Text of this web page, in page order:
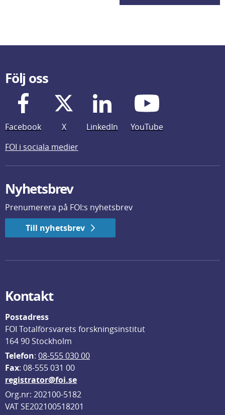
Följ oss
Facebook X LinkedIn
YouTube
FOI i sociala medier
Nyhetsbrev
Prenumerera på FOI:s nyhetsbrev
Till nyhetsbrev
Kontakt
Postadress
FOI Totalförsvarets forskningsinstitut
164 90 Stockholm
Telefon: 08-555 030 00
Fax: 08-555 031 00
registrator@foi.se
Org.nr: 202100-5182
VAT SE202100518201